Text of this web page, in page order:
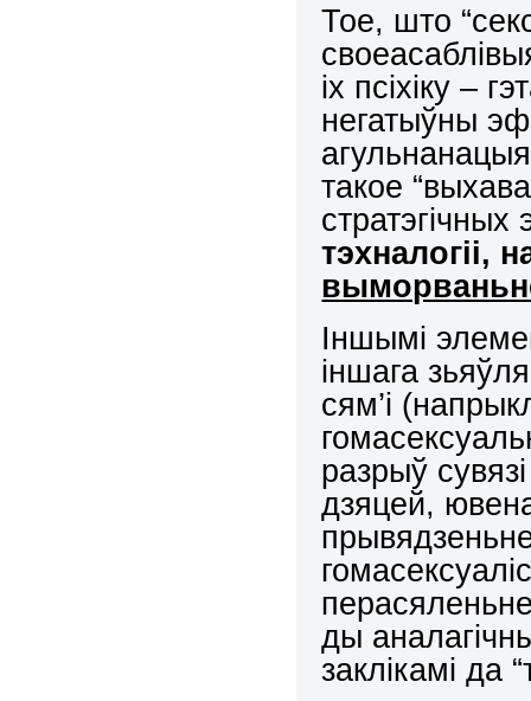
Тое, што
іх псіхіку –
негатыўны
такое
тэхналогіі,
Іншымі
іншага
сям’і
разрыў
дзяцей,
ды
заклікамі да